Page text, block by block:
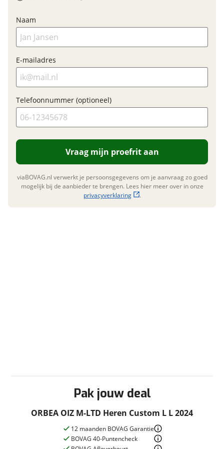
Financieel
Prijs
BTW/marge
Garanties
BOVAG Garantie 12 maanden
Pak jouw deal
ORBEA OIZ M-LTD Heren Custom L L 2024
12 maanden BOVAG Garantie
BOVAG 40-Puntencheck
Naam
E-mailadres
Telefoonnummer (optioneel)
Vraag mijn proefrit aan
viaBOVAG.nl verwerkt je persoonsgegevens om je aanvraag zo goed
mogelijk bij de aanbieder te brengen. Lees hier meer over in onze
privacyverklaring
.